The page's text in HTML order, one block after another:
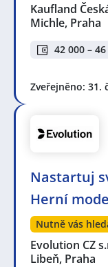
Kaufland
Michle, Praha
42 000 –
Zveřejněno: 31.
Nastartuj
Herní
Nutně vás
Evolution CZ
Libeň, Praha